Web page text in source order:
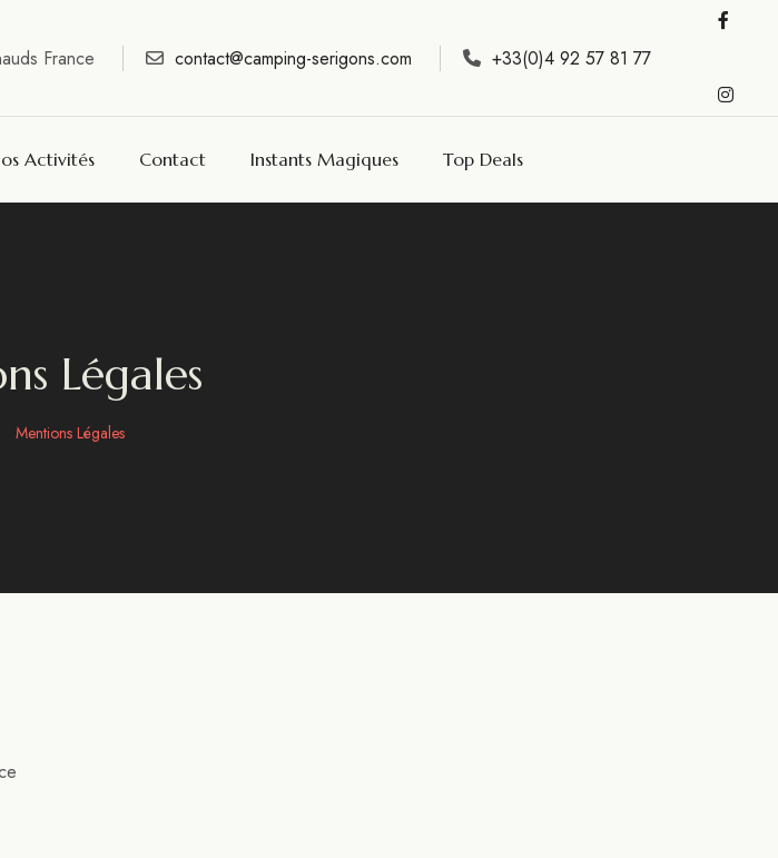
France contact@camping-serigons.com +33(0)4 92 57 81 77
Activités Contact Instants Magiques Top Deals
Légales
Mentions Légales